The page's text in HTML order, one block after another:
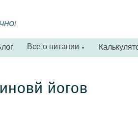
Все о питании ▼
йогов